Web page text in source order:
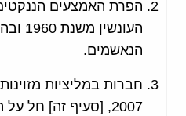
הנאשמים.
2007, [סעיף זה] חל על הנאשמים.